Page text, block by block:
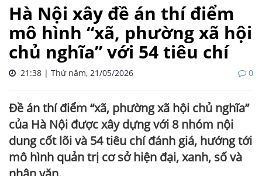
Hà Nội xây đề án thí điểm
mô hình “xã, phường xã hội
chủ nghĩa” với 54 tiêu chí
21:38 | Thứ năm, 21/05/2026 0
Đề án thí điểm “xã, phường xã hội chủ nghĩa”
của Hà Nội được xây dựng với 8 nhóm nội
dung cốt lõi và 54 tiêu chí đánh giá, hướng tới
mô hình quản trị cơ sở hiện đại, xanh, số và